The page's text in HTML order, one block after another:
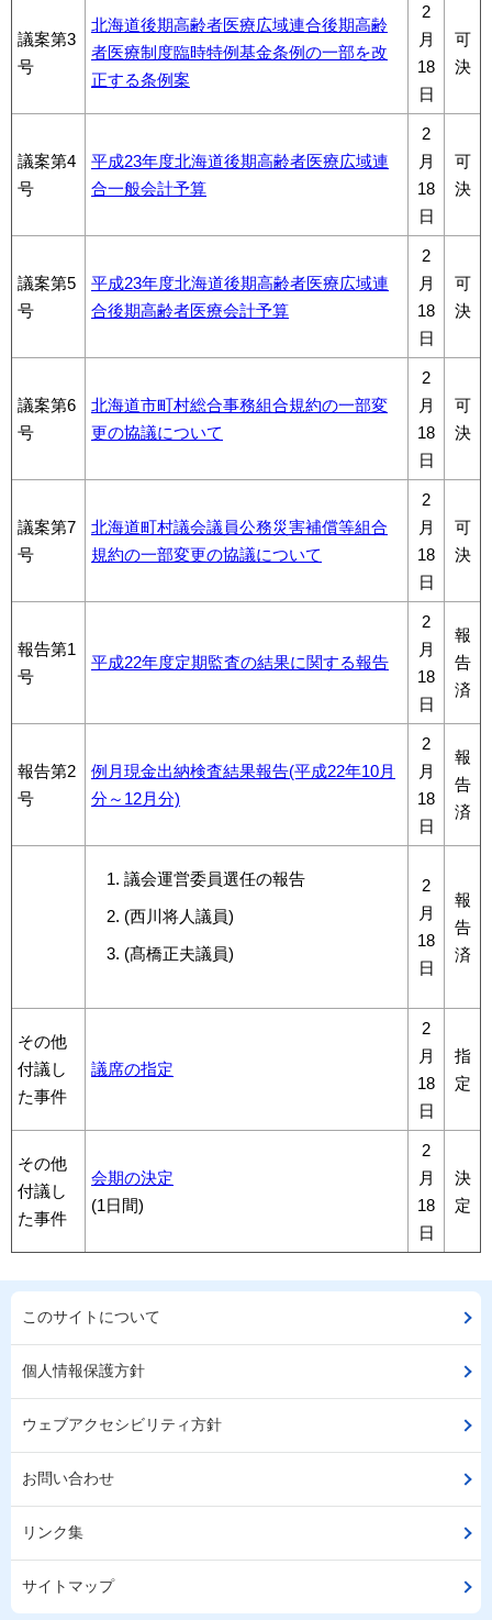
議案第3
号
北海道後期高齢者医療広域連合後期高齢
者医療制度臨時特例基金条例の一部を改
正する条例案
2
月
18
日
可
決
議案第4
号
平成23年度北海道後期高齢者医療広域連
合一般会計予算
2
月
18
日
可
決
議案第5
号
平成23年度北海道後期高齢者医療広域連
合後期高齢者医療会計予算
2
月
18
日
可
決
議案第6
号
北海道市町村総合事務組合規約の一部変
更の協議について
2
月
18
日
可
決
議案第7
号
北海道町村議会議員公務災害補償等組合
規約の一部変更の協議について
2
月
18
日
可
決
報告第1
号
平成22年度定期監査の結果に関する報告
2
月
18
日
報
告
済
報告第2
号
例月現金出納検査結果報告(平成22年10月
分～12月分)
2
月
18
日
報
告
済
議会運営委員選任の報告
(西川将人議員)
(髙橋正夫議員)
2
月
18
日
報
告
済
その他
付議し
た事件
議席の指定
2
月
18
日
指
定
その他
付議し
た事件
会期の決定
(1日間)
2
月
18
日
決
定
このサイトについて
個人情報保護方針
ウェブアクセシビリティ方針
お問い合わせ
リンク集
サイトマップ